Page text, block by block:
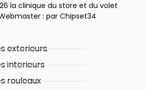
la clinique du store et du volet
: par Chipset34
exterieurs
interieurs
rouleaux